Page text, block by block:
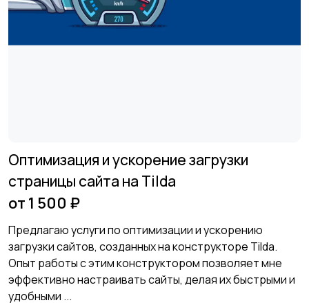
Оптимизация и ускорение загрузки
страницы сайта на Tilda
от 1 500 ₽
Предлагаю услуги по оптимизации и ускорению
загрузки сайтов, созданных на конструкторе Tilda.
Опыт работы с этим конструктором позволяет мне
эффективно настраивать сайты, делая их быстрыми и
удобными ...